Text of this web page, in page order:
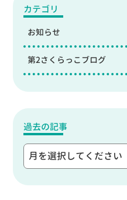
カテゴリ
お知らせ
第2さくらっこブログ
過去の記事